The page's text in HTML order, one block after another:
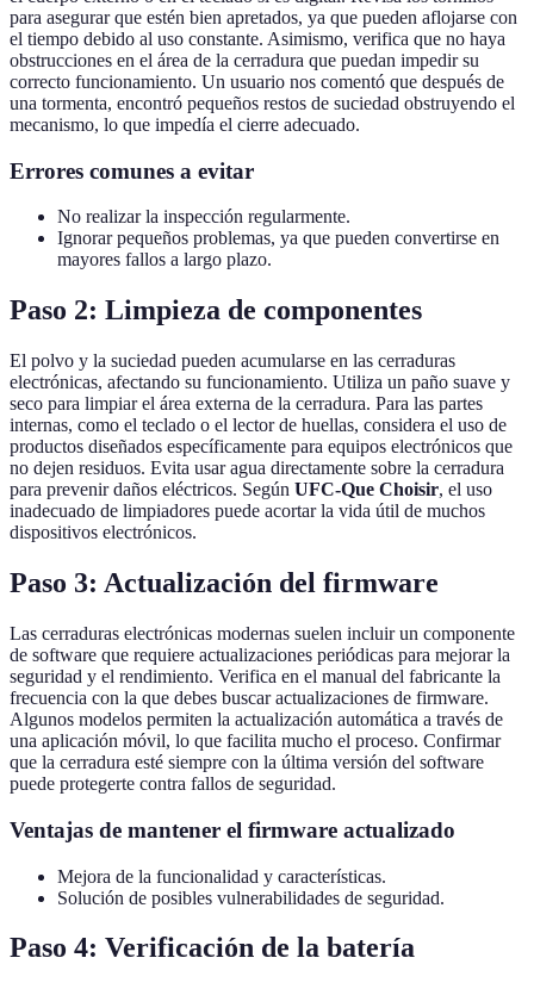
para asegurar que estén bien apretados, ya que pueden aflojarse con
el tiempo debido al uso constante. Asimismo, verifica que no haya
obstrucciones en el área de la cerradura que puedan impedir su
correcto funcionamiento. Un usuario nos comentó que después de
una tormenta, encontró pequeños restos de suciedad obstruyendo el
mecanismo, lo que impedía el cierre adecuado.
Errores comunes a evitar
No realizar la inspección regularmente.
Ignorar pequeños problemas, ya que pueden convertirse en
mayores fallos a largo plazo.
Paso 2: Limpieza de componentes
El polvo y la suciedad pueden acumularse en las cerraduras
electrónicas, afectando su funcionamiento. Utiliza un paño suave y
seco para limpiar el área externa de la cerradura. Para las partes
internas, como el teclado o el lector de huellas, considera el uso de
productos diseñados específicamente para equipos electrónicos que
no dejen residuos. Evita usar agua directamente sobre la cerradura
para prevenir daños eléctricos. Según UFC-Que Choisir, el uso
inadecuado de limpiadores puede acortar la vida útil de muchos
dispositivos electrónicos.
Paso 3: Actualización del firmware
Las cerraduras electrónicas modernas suelen incluir un componente
de software que requiere actualizaciones periódicas para mejorar la
seguridad y el rendimiento. Verifica en el manual del fabricante la
frecuencia con la que debes buscar actualizaciones de firmware.
Algunos modelos permiten la actualización automática a través de
una aplicación móvil, lo que facilita mucho el proceso. Confirmar
que la cerradura esté siempre con la última versión del software
puede protegerte contra fallos de seguridad.
Ventajas de mantener el firmware actualizado
Mejora de la funcionalidad y características.
Solución de posibles vulnerabilidades de seguridad.
Paso 4: Verificación de la batería